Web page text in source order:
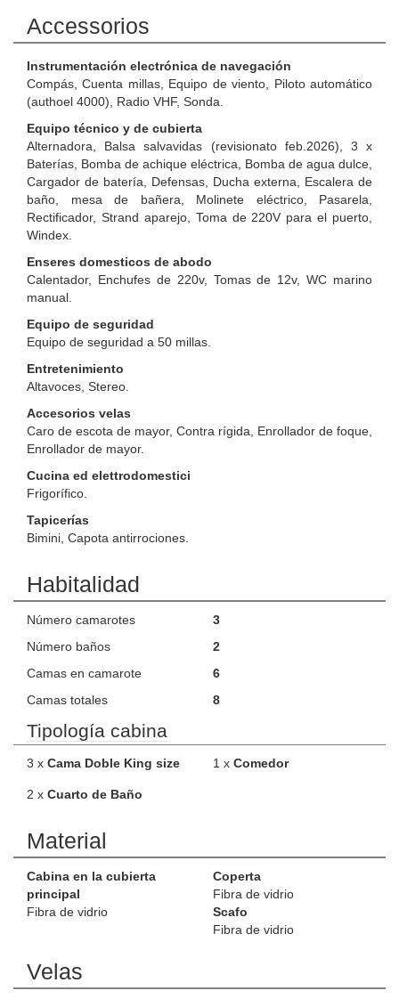
Accessorios
Instrumentación electrónica de navegación
Compás, Cuenta millas, Equipo de viento, Piloto automático
(authoel 4000), Radio VHF, Sonda.
Equipo técnico y de cubierta
Alternadora, Balsa salvavidas (revisionato feb.2026), 3 x
Baterías, Bomba de achique eléctrica, Bomba de agua dulce,
Cargador de batería, Defensas, Ducha externa, Escalera de
baño, mesa de bañera, Molinete eléctrico, Pasarela,
Rectificador, Strand aparejo, Toma de 220V para el puerto,
Windex.
Enseres domesticos de abodo
Calentador, Enchufes de 220v, Tomas de 12v, WC marino
manual.
Equipo de seguridad
Equipo de seguridad a 50 millas.
Entretenimiento
Altavoces, Stereo.
Accesorios velas
Caro de escota de mayor, Contra rígida, Enrollador de foque,
Enrollador de mayor.
Cucina ed elettrodomestici
Frigorífico.
Tapicerías
Bimini, Capota antirrociones.
Habitalidad
Número camarotes
3
Número baños
2
Camas en camarote
6
Camas totales
8
Tipología cabina
3 x Cama Doble King size 1 x Comedor
2 x Cuarto de Baño
Material
Cabina en la cubierta
principal
Fibra de vidrio
Coperta
Fibra de vidrio
Scafo
Fibra de vidrio
Velas